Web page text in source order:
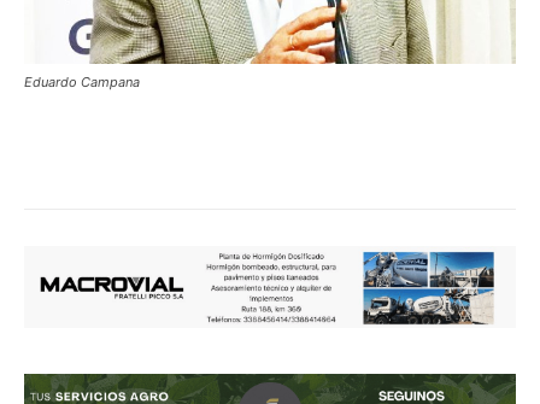
Eduardo Campana